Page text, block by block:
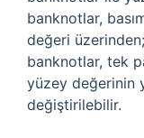
banknotlar,
değeri
banknotlar, tek
yüzey değerinin
değiştirilebilir.